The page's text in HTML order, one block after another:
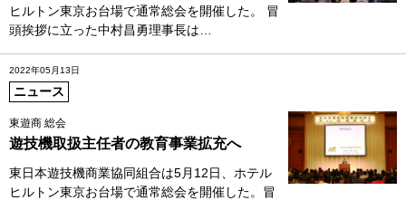
ヒルトン東京お台場で通常総会を開催した。 冒
頭挨拶に立った中村昌勇理事長は…
2022年05月13日
ニュース
東遊商 総会
遊技機取扱主任者の教育事業拡充へ
東日本遊技機商業協同組合は5月12日、ホテル
ヒルトン東京お台場で通常総会を開催した。冒